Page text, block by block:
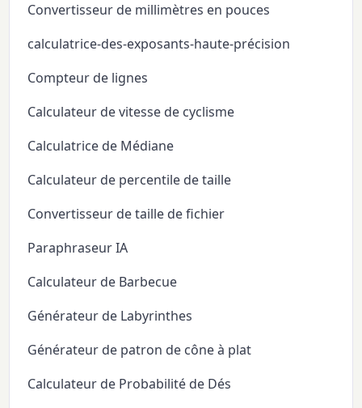
Convertisseur de millimètres en pouces
calculatrice-des-exposants-haute-précision
Compteur de lignes
Calculateur de vitesse de cyclisme
Calculatrice de Médiane
Calculateur de percentile de taille
Convertisseur de taille de fichier
Paraphraseur IA
Calculateur de Barbecue
Générateur de Labyrinthes
Générateur de patron de cône à plat
Calculateur de Probabilité de Dés